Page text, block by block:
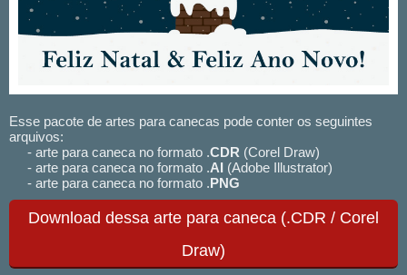
Esse pacote de artes para canecas pode conter os seguintes
arquivos:
- arte para caneca no formato .CDR (Corel Draw)
- arte para caneca no formato .AI (Adobe Illustrator)
- arte para caneca no formato .PNG
Download dessa arte para caneca (.CDR / Corel
Draw)